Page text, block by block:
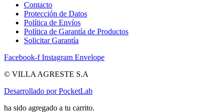
Contacto
Protección de Datos
Política de Envíos
Política de Garantía de Productos
Solicitar Garantía
Facebook-f Instagram Envelope
© VILLA AGRESTE S.A
Desarrollado por PocketLab
ha sido agregado a tu carrito.